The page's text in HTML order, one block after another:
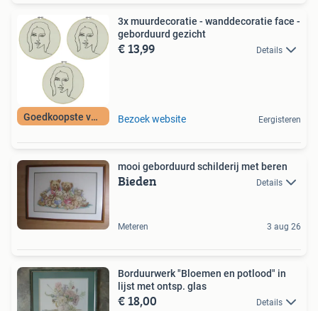
Goedkoopste van NL
3x muurdecoratie - wanddecoratie face -
geborduurd gezicht
€ 13,99 Details
Bezoek website Eergisteren
mooi geborduurd schilderij met beren
Bieden Details
Meteren 3 aug 26
Borduurwerk "Bloemen en potlood" in
lijst met ontsp. glas
€ 18,00 Details